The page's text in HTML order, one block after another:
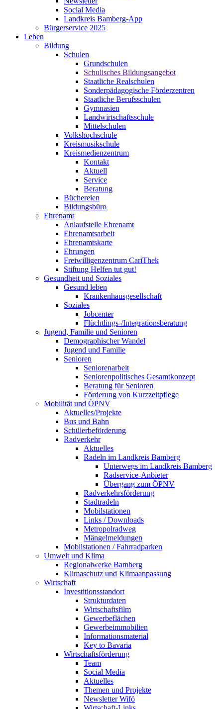
Social Media
Landkreis Bamberg-App
Bürgerservice 2025
Leben
Bildung
Schulen
Grundschulen
Schulisches Bildungsangebot
Staatliche Realschulen
Sonderpädagogische Förderzentren
Staatliche Berufsschulen
Gymnasien
Landwirtschaftsschule
Mittelschulen
Volkshochschule
Kreismusikschule
Kreismedienzentrum
Kontakt
Aktuell
Service
Beratung
Büchereien
Bildungsbüro
Ehrenamt
Anlaufstelle Ehrenamt
Ehrenamtsarbeit
Ehrenamtskarte
Ehrungen
Freiwilligenzentrum CariThek
Stiftung Helfen tut gut!
Gesundheit und Soziales
Gesund leben
Krankenhausgesellschaft
Soziales
Jobcenter
Flüchtlings-/Integrationsberatung
Jugend, Familie und Senioren
Demographischer Wandel
Jugend und Familie
Senioren
Seniorenarbeit
Seniorenpolitisches Gesamtkonzept
Beratung für Senioren
Förderung von Kurzzeitpflege
Mobilität und ÖPNV
Aktuelles/Projekte
Bus und Bahn
Schülerbeförderung
Radverkehr
Aktuelles
Radeln im Landkreis Bamberg
Unterwegs im Landkreis Bamberg
Radservice-Anbieter
Übergang zum ÖPNV
Radverkehrsförderung
Stadtradeln
Mobilstationen
Links / Downloads
Metropolradweg
Mängelmeldungen
Mobilstationen / Fahrradparken
Umwelt und Klima
Regionalwerke Bamberg
Klimaschutz und Klimaanpassung
Wirtschaft
Investitionsstandort
Strukturdaten
Wirtschaftsfilm
Gewerbeflächen
Gewerbeimmobilien
Informationsmaterial
Key to Bavaria
Wirtschaftsförderung
Team
Social Media
Aktuelles
Themen und Projekte
Newsletter Wifö